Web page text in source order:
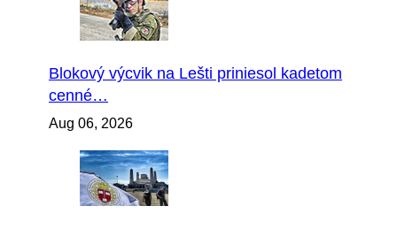
Blokový výcvik na Lešti priniesol kadetom
cenné…
Aug 06, 2026